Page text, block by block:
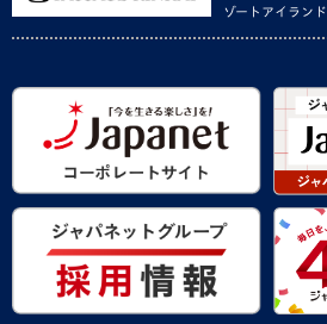
ゾートアイランド